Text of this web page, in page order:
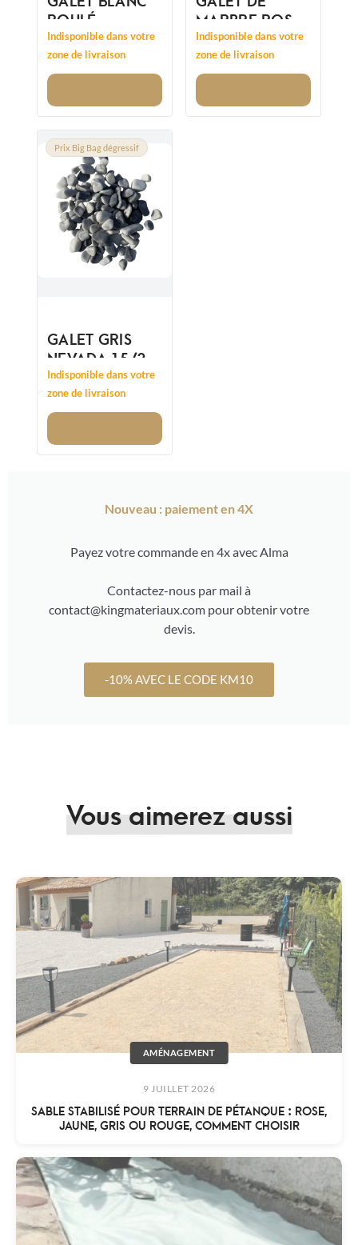
ROULÉ
12/25MM
Indisponible dans votre
zone de livraison
MARBRE ROSE
15/25 -
REMPLACE
12/25MM
Indisponible dans votre
zone de livraison
Prix Big Bag dégressif
GALET GRIS
NEVADA 15/25
- REMPLACE
12/20MM
Indisponible dans votre
zone de livraison
Nouveau : paiement en 4X
Payez votre commande en 4x avec Alma
Contactez-nous par mail à
contact@kingmateriaux.com pour obtenir votre
devis.
-10% AVEC LE CODE KM10
Vous aimerez aussi
AMÉNAGEMENT
9 JUILLET 2026
SABLE STABILISÉ POUR TERRAIN DE PÉTANQUE : ROSE,
JAUNE, GRIS OU ROUGE, COMMENT CHOISIR